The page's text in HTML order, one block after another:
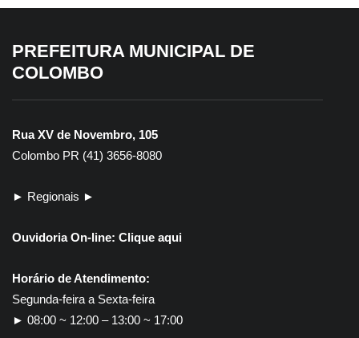
PREFEITURA MUNICIPAL DE
COLOMBO
Rua XV de Novembro, 105
Colombo PR (41) 3656-8080
► Regionais ►
Ouvidoria On-line: Clique aqui
Horário de Atendimento:
Segunda-feira a Sexta-feira
► 08:00 ~ 12:00 – 13:00 ~ 17:00